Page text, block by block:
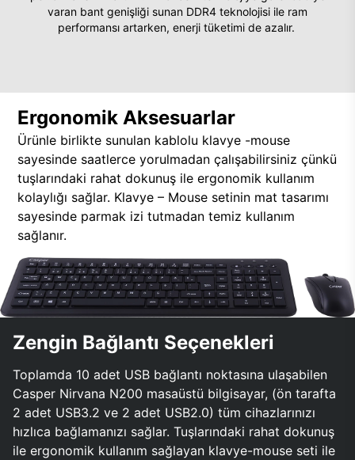
varan bant genişliği sunan DDR4 teknolojisi ile ram
performansı artarken, enerji tüketimi de azalır.
Ergonomik Aksesuarlar
Ürünle birlikte sunulan kablolu klavye -mouse
sayesinde saatlerce yorulmadan çalışabilirsiniz çünkü
tuşlarındaki rahat dokunuş ile ergonomik kullanım
kolaylığı sağlar. Klavye – Mouse setinin mat tasarımı
sayesinde parmak izi tutmadan temiz kullanım
sağlanır.
Zengin Bağlantı Seçenekleri
Toplamda 10 adet USB bağlantı noktasına ulaşabilen
Casper Nirvana N200 masaüstü bilgisayar, (ön tarafta
2 adet USB3.2 ve 2 adet USB2.0) tüm cihazlarınızı
hızlıca bağlamanızı sağlar. Tuşlarındaki rahat dokunuş
ile ergonomik kullanım sağlayan klavye-mouse seti ile